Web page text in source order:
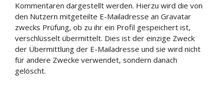
Kommentaren dargestellt werden. Hierzu wird die von
den Nutzern mitgeteilte E-Mailadresse an Gravatar
zwecks Prüfung, ob zu ihr ein Profil gespeichert ist,
verschlüsselt übermittelt. Dies ist der einzige Zweck
der Übermittlung der E-Mailadresse und sie wird nicht
für andere Zwecke verwendet, sondern danach
gelöscht.